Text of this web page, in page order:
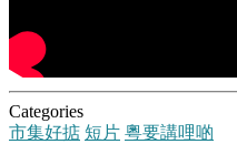
Categories
市集好掂 短片 粵要講哩啲